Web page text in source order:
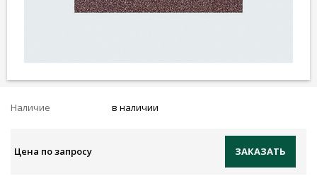
Наличие в наличии
Цена по запросу ЗАКАЗАТЬ